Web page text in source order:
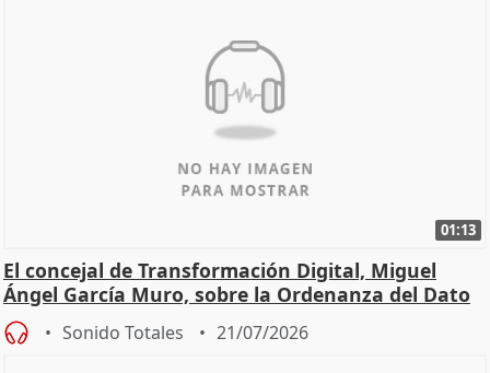
01:13
El concejal de Transformación Digital, Miguel
Ángel García Muro, sobre la Ordenanza del Dato
Sonido Totales 21/07/2026